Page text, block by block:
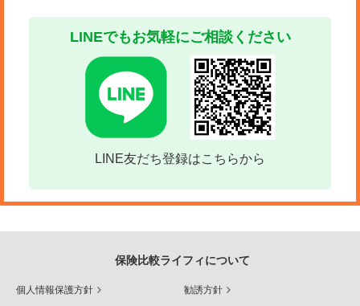
LINEでもお気軽にご相談ください
LINE友だち登録はこちらから
保険比較ライフィについて
個人情報保護方針 勧誘方針